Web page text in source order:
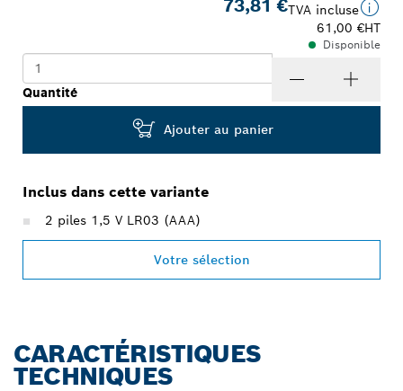
73,81 €TVA incluse
61,00 €HT
Disponible
Quantité
Ajouter au panier
Inclus dans cette variante
2 piles 1,5 V LR03 (AAA)
Votre sélection
CARACTÉRISTIQUES
TECHNIQUES